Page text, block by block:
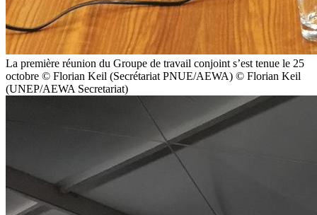
La première réunion du Groupe de travail conjoint s’est tenue le 25
octobre © Florian Keil (Secrétariat PNUE/AEWA) © Florian Keil
(UNEP/AEWA Secretariat)